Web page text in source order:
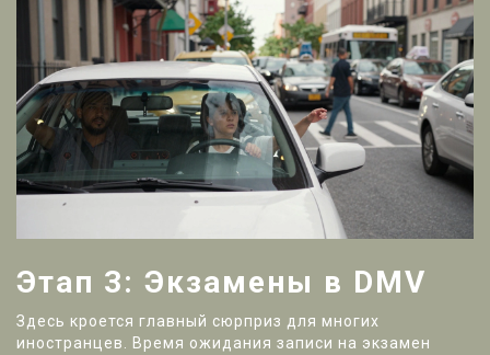
Этап 3: Экзамены в DMV
Здесь кроется главный сюрприз для многих
иностранцев. Время ожидания записи на экзамен